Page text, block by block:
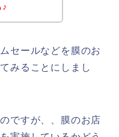
セールなどを膜のお
みることにしまし
ですが、、膜のお店